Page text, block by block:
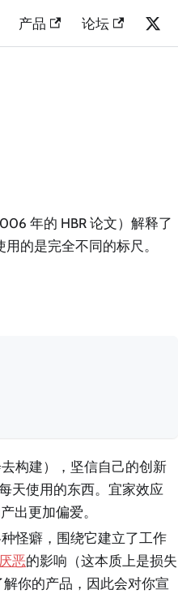
产品 论坛
年的 HBR 论文）解释了
的是完全不同的标尺。
构建），坚信自己的创新
天使用的东西。宜家效应
出更加偏爱。
怪癖，围绕它建立了工作
恶的影响（这本质上是损失
你的产品，因此会对你宣